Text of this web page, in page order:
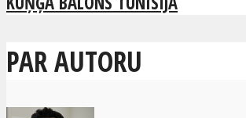
PAR AUTORU